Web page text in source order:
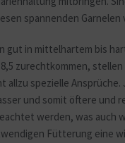
spannenden Garnelen
gut in mittelhartem bis
zurechtkommen, stellen
allzu spezielle Ansprüche.
und somit öftere und
werden, was auch
Fütterung eine